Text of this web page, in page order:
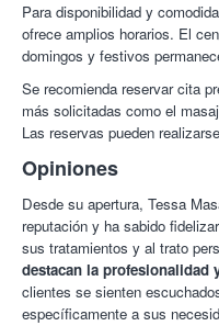
Para disponibilidad y
ofrece amplios horarios. El
domingos y festivos
Se recomienda reservar cita
más solicitadas como el
Las reservas pueden
Opiniones
Desde su apertura, Tessa
reputación y ha sabido
sus tratamientos y al trato
destacan la profesionalidad
clientes se sienten
específicamente a sus